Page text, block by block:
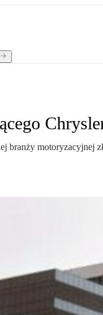
branży motoryzacyjnej